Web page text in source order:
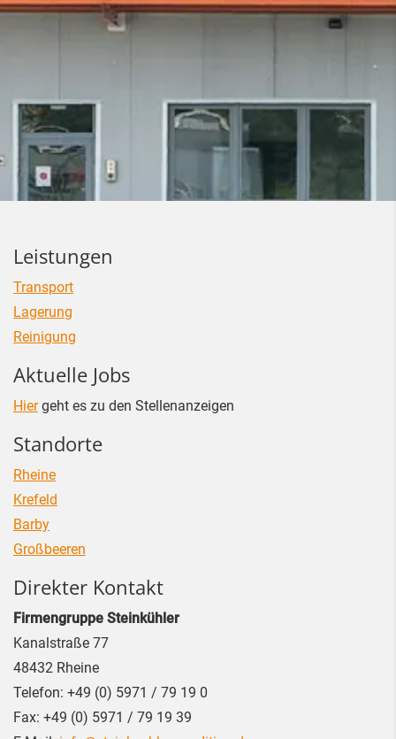
Leistungen
Transport
Lagerung
Reinigung
Aktuelle Jobs
Hiergeht es zu den Stellenanzeigen
Standorte
Rheine
Krefeld
Barby
Großbeeren
Direkter Kontakt
Firmengruppe Steinkühler
Kanalstraße 77
48432 Rheine
Telefon: +49 (0) 5971 / 79 19 0
Fax: +49 (0) 5971 / 79 19 39